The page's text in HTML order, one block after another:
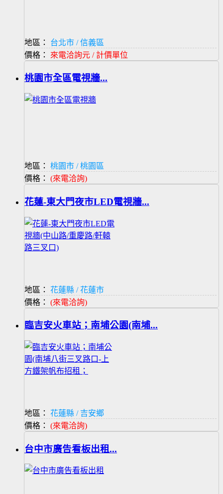
地區：
台北市 / 信義區
價格： 來電洽詢元 / 計價單位
桃園市全區電視牆...
地區：
桃園市 / 桃園區
價格： (來電洽詢)
花蓮-東大門夜市LED電視牆...
地區：
花蓮縣 / 花蓮市
價格： (來電洽詢)
臨吉安火車站；南埔公園(南埔...
地區：
花蓮縣 / 吉安鄉
價格： (來電洽詢)
台中市廣告看板出租...